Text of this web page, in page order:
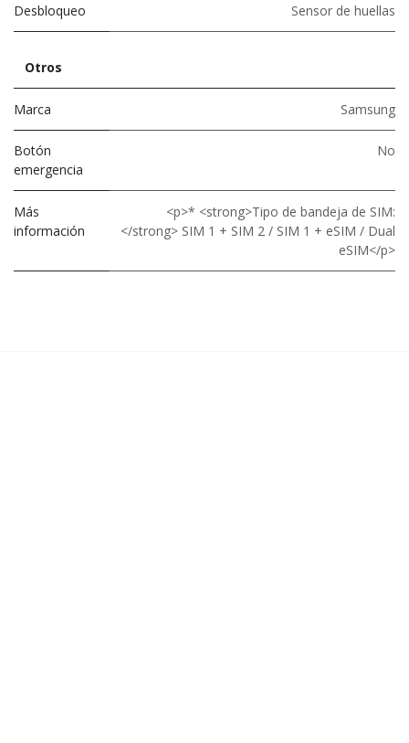
Desbloqueo Sensor de huellas
Otros
Marca Samsung
Botón
emergencia
No
Más
información
<p>* <strong>Tipo de bandeja de SIM:
</strong> SIM 1 + SIM 2 / SIM 1 + eSIM / Dual
eSIM</p>